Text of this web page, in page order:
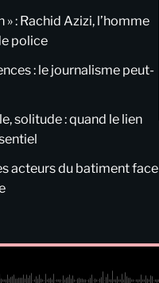
» : Rachid Azizi, l’homme
police
: le journalisme peut-
solitude : quand le lien
acteurs du batiment face